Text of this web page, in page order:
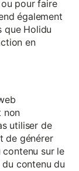
pour faire
également
que Holidu
en
non
utiliser de
de générer
sur le
contenu du